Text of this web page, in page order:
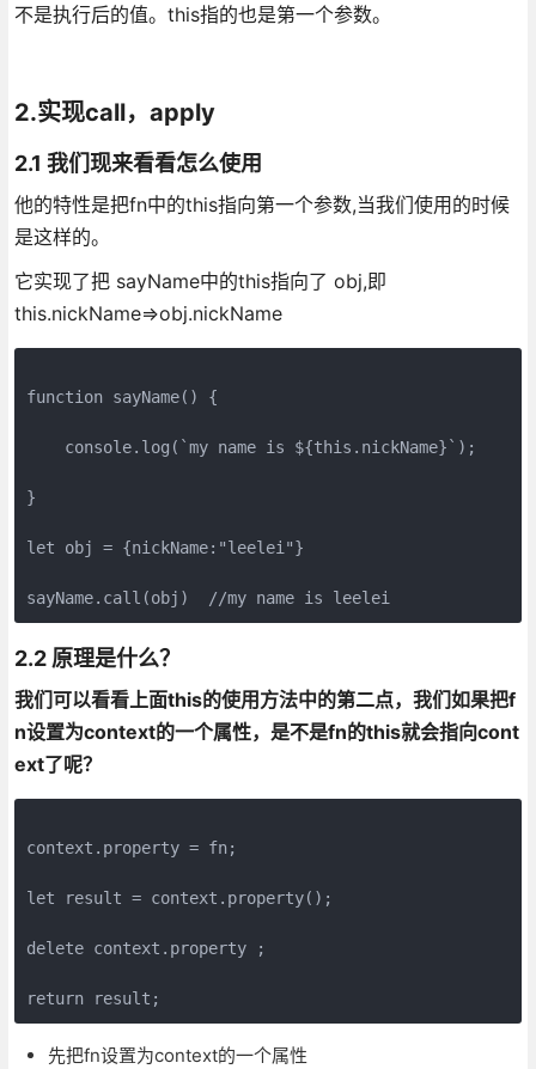
不是执行后的值。this指的也是第一个参数。
2.实现call，apply
2.1 我们现来看看怎么使用
他的特性是把fn中的this指向第一个参数,当我们使用的时候
是这样的。
它实现了把 sayName中的this指向了 obj,即
this.nickName=>obj.nickName
function sayName() {
console.log(`my name is ${this.nickName}`);
}
let obj = {nickName:"leelei"}
2.2 原理是什么？
我们可以看看上面this的使用方法中的第二点，我们如果把f
n设置为context的一个属性，是不是fn的this就会指向cont
ext了呢？
context.property = fn;
let result = context.property();
delete context.property ;
先把fn设置为context的一个属性